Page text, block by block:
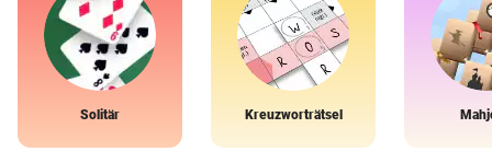
Solitär Kreuzworträtsel